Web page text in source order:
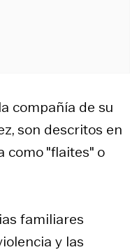
compañía de su
son descritos en
como "flaites" o
familiares
y las